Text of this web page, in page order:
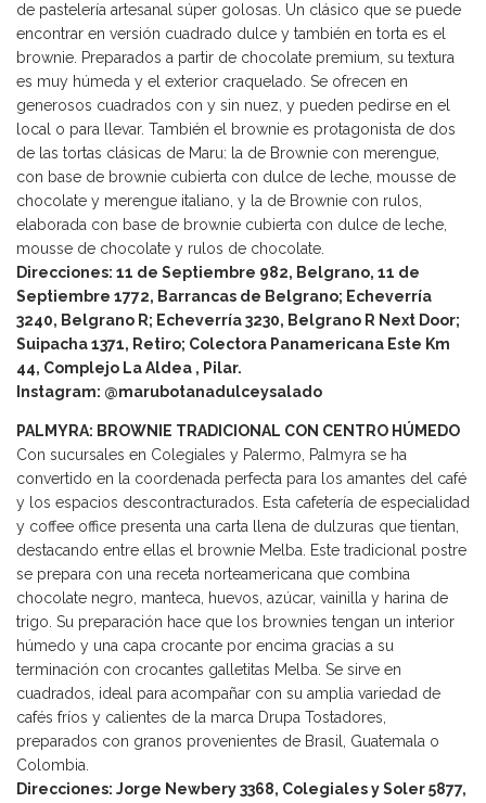
de pastelería artesanal súper golosas. Un clásico que se puede
encontrar en versión cuadrado dulce y también en torta es el
brownie. Preparados a partir de chocolate premium, su textura
es muy húmeda y el exterior craquelado. Se ofrecen en
generosos cuadrados con y sin nuez, y pueden pedirse en el
local o para llevar. También el brownie es protagonista de dos
de las tortas clásicas de Maru: la de Brownie con merengue,
con base de brownie cubierta con dulce de leche, mousse de
chocolate y merengue italiano, y la de Brownie con rulos,
elaborada con base de brownie cubierta con dulce de leche,
mousse de chocolate y rulos de chocolate.
Direcciones: 11 de Septiembre 982, Belgrano, 11 de
Septiembre 1772, Barrancas de Belgrano; Echeverría
3240, Belgrano R; Echeverría 3230, Belgrano R Next Door;
Suipacha 1371, Retiro; Colectora Panamericana Este Km
44, Complejo La Aldea , Pilar.
Instagram: @marubotanadulceysalado
PALMYRA: BROWNIE TRADICIONAL CON CENTRO HÚMEDO
Con sucursales en Colegiales y Palermo, Palmyra se ha
convertido en la coordenada perfecta para los amantes del café
y los espacios descontracturados. Esta cafetería de especialidad
y coffee office presenta una carta llena de dulzuras que tientan,
destacando entre ellas el brownie Melba. Este tradicional postre
se prepara con una receta norteamericana que combina
chocolate negro, manteca, huevos, azúcar, vainilla y harina de
trigo. Su preparación hace que los brownies tengan un interior
húmedo y una capa crocante por encima gracias a su
terminación con crocantes galletitas Melba. Se sirve en
cuadrados, ideal para acompañar con su amplia variedad de
cafés fríos y calientes de la marca Drupa Tostadores,
preparados con granos provenientes de Brasil, Guatemala o
Colombia.
Direcciones: Jorge Newbery 3368, Colegiales y Soler 5877,